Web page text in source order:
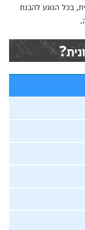
בכל הנוגע להבנת